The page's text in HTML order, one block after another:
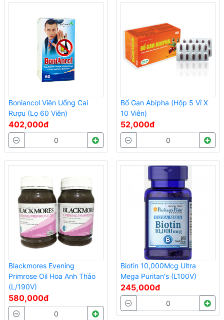
Boniancol Viên Uống Cai
Rượu (Lọ 60 Viên)
402,000đ
Bổ Gan Abipha (Hộp 5 Vỉ X
10 Viên)
52,000đ
Blackmores Evening
Primrose Oil Hoa Anh Thảo
(L/190V)
580,000đ
Biotin 10,000Mcg Ultra
Mega Puritan's (L100V)
245,000đ